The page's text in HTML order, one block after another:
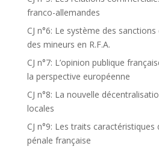
franco-allemandes
CJ n°6: Le système des
des mineurs en R.F.A.
CJ n°7: L’opinion publique
la perspective européenne
CJ n°8: La nouvelle
locales
CJ n°9: Les traits
pénale française